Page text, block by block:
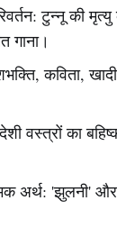
टुन्नू की
गाना।
कविता,
वस्त्रों का
अर्थ: 'झुलनी'